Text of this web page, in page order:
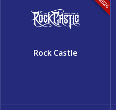
Rock Castle